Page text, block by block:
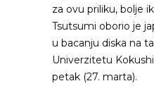
za ovu priliku, bolje
Tsutsumi oborio je
u bacanju diska na
Univerzitetu
petak (27. marta).